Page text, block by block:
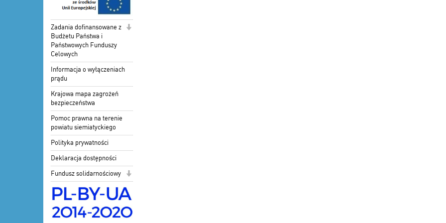
Zadania dofinansowane z
Budżetu Państwa i
Państwowych Funduszy
Celowych
Informacja o wyłączeniach
prądu
Krajowa mapa zagrożeń
bezpieczeństwa
Pomoc prawna na terenie
powiatu siemiatyckiego
Polityka prywatności
Deklaracja dostępności
Fundusz solidarnościowy